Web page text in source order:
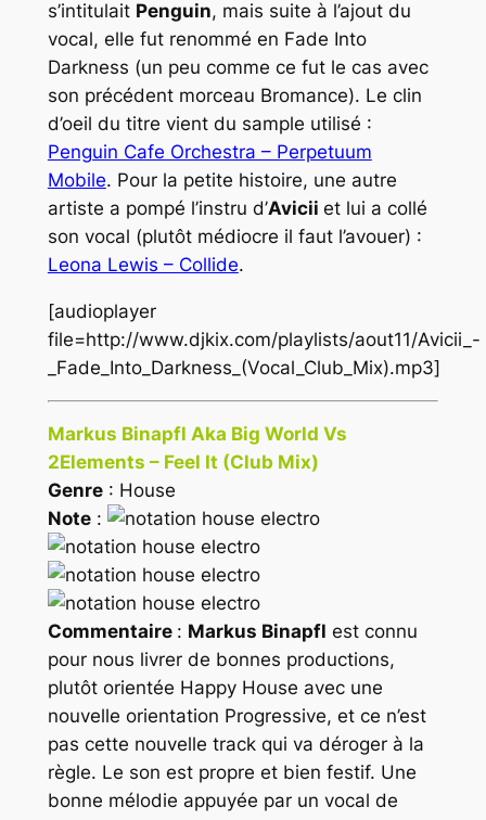
s’intitulait Penguin, mais suite à l’ajout du
vocal, elle fut renommé en Fade Into
Darkness (un peu comme ce fut le cas avec
son précédent morceau Bromance). Le clin
d’oeil du titre vient du sample utilisé :
Penguin Cafe Orchestra – Perpetuum
Mobile. Pour la petite histoire, une autre
artiste a pompé l’instru d’Avicii et lui a collé
son vocal (plutôt médiocre il faut l’avouer) :
Leona Lewis – Collide.
[audioplayer
file=http://www.djkix.com/playlists/aout11/Avicii_-
_Fade_Into_Darkness_(Vocal_Club_Mix).mp3]
Markus Binapfl Aka Big World Vs
2Elements – Feel It (Club Mix)
Genre: House
Note:
Commentaire : Markus Binapfl est connu
pour nous livrer de bonnes productions,
plutôt orientée Happy House avec une
nouvelle orientation Progressive, et ce n’est
pas cette nouvelle track qui va déroger à la
règle. Le son est propre et bien festif. Une
bonne mélodie appuyée par un vocal de